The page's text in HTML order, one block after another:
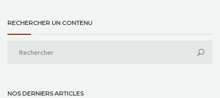
RECHERCHER UN CONTENU
NOS DERNIERS ARTICLES